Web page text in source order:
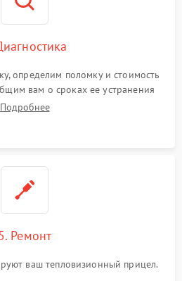
определим поломку и стоимость
вам о сроках ее устранения
Подробнее
Ремонт
ваш тепловизионный прицел.